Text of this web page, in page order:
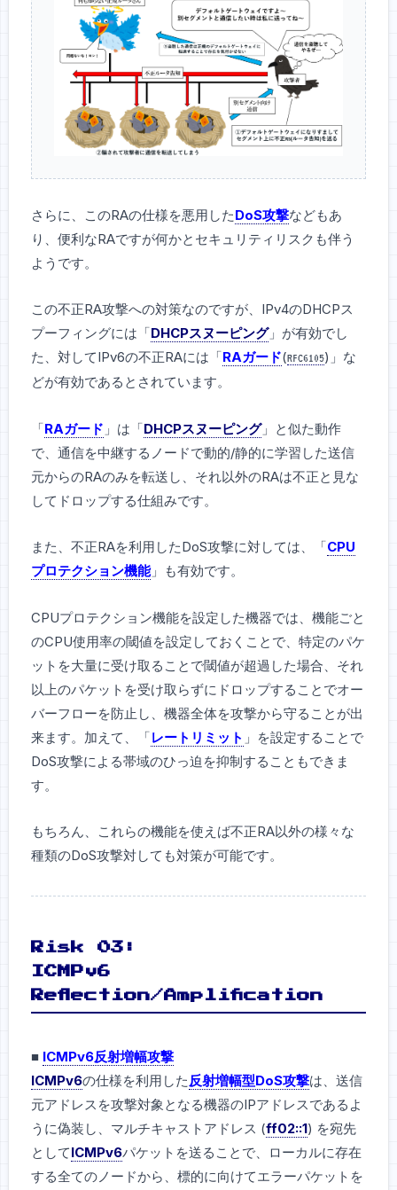
さらに、このRAの仕様を悪用したDoS攻撃などもあ
り、便利なRAですが何かとセキュリティリスクも伴う
ようです。
この不正RA攻撃への対策なのですが、IPv4のDHCPス
プーフィングには「DHCPスヌーピング」が有効でし
た、対してIPv6の不正RAには「RAガード(RFC6105)」な
どが有効であるとされています。
「RAガード 」は「DHCPスヌーピング」と似た動作
で、通信を中継するノードで動的/静的に学習した送信
元からのRAのみを転送し、それ以外のRAは不正と見な
してドロップする仕組みです。
また、不正RAを利用したDoS攻撃に対しては、「CPU
プロテクション機能」も有効です。
CPUプロテクション機能を設定した機器では、機能ごと
のCPU使用率の閾値を設定しておくことで、特定のパケ
ットを大量に受け取ることで閾値が超過した場合、それ
以上のパケットを受け取らずにドロップすることでオー
バーフローを防止し、機器全体を攻撃から守ることが出
来ます。加えて、「レートリミット 」を設定することで
DoS攻撃による帯域のひっ迫を抑制することもできま
す。
もちろん、これらの機能を使えば不正RA以外の様々な
種類のDoS攻撃対しても対策が可能です。
Risk 03:
ICMPv6
Reflection/Amplification
■ ICMPv6反射増幅攻撃
ICMPv6の仕様を利用した 反射増幅型DoS攻撃は、送信
元アドレスを攻撃対象となる機器のIPアドレスであるよ
うに偽装し、マルチキャストアドレス (ff02::1) を宛先
としてICMPv6パケットを送ることで、ローカルに存在
する全てのノードから、標的に向けてエラーパケットを